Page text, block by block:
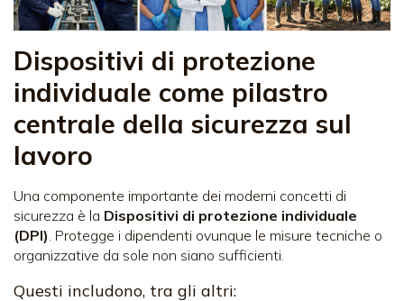
Dispositivi di protezione
individuale come pilastro
centrale della sicurezza sul
lavoro
Una componente importante dei moderni concetti di
sicurezza è la Dispositivi di protezione individuale
(DPI). Protegge i dipendenti ovunque le misure tecniche o
organizzative da sole non siano sufficienti.
Questi includono, tra gli altri: